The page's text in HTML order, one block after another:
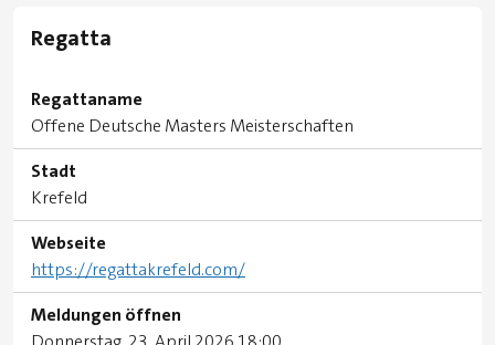
Regatta
Regattaname
Offene Deutsche Masters Meisterschaften
Stadt
Krefeld
Webseite
https://regattakrefeld.com/
Meldungen öffnen